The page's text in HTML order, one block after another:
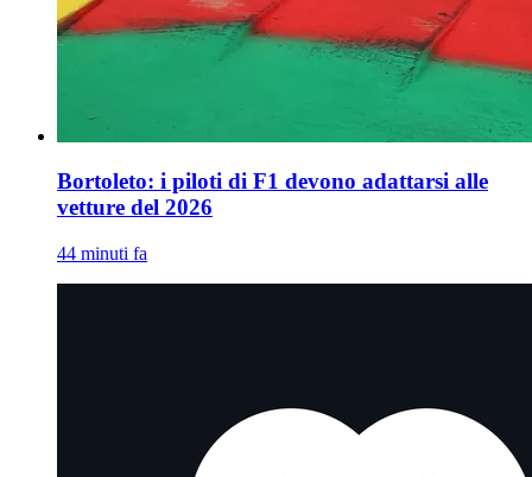
Bortoleto: i piloti di F1 devono adattarsi alle
vetture del 2026
44 minuti fa